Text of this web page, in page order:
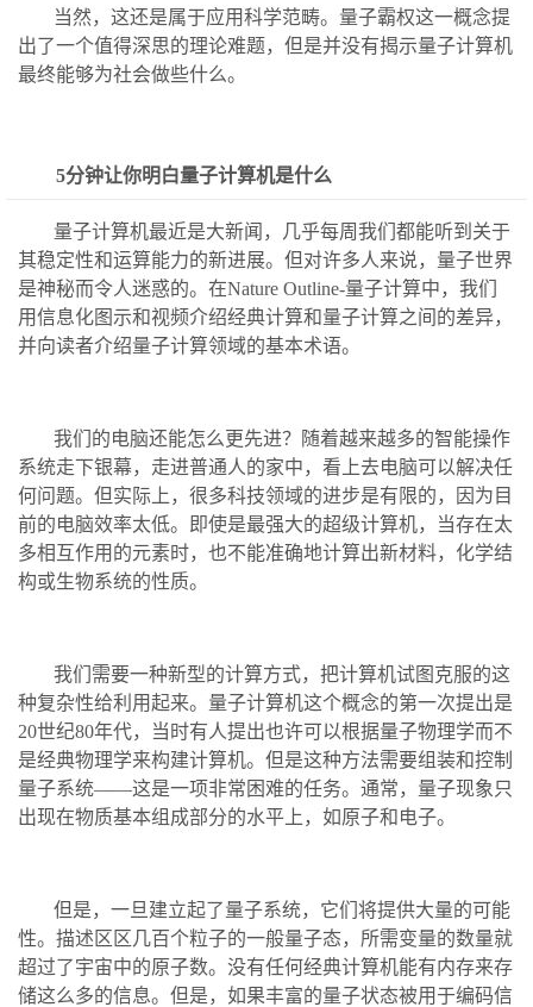
当然，这还是属于应用科学范畴。量子霸权这一概念提
出了一个值得深思的理论难题，但是并没有揭示量子计算机
最终能够为社会做些什么。
5分钟让你明白量子计算机是什么
量子计算机最近是大新闻，几乎每周我们都能听到关于
其稳定性和运算能力的新进展。但对许多人来说，量子世界
是神秘而令人迷惑的。在Nature Outline-量子计算中，我们
用信息化图示和视频介绍经典计算和量子计算之间的差异，
并向读者介绍量子计算领域的基本术语。
我们的电脑还能怎么更先进？随着越来越多的智能操作
系统走下银幕，走进普通人的家中，看上去电脑可以解决任
何问题。但实际上，很多科技领域的进步是有限的，因为目
前的电脑效率太低。即使是最强大的超级计算机，当存在太
多相互作用的元素时，也不能准确地计算出新材料，化学结
构或生物系统的性质。
我们需要一种新型的计算方式，把计算机试图克服的这
种复杂性给利用起来。量子计算机这个概念的第一次提出是
20世纪80年代，当时有人提出也许可以根据量子物理学而不
是经典物理学来构建计算机。但是这种方法需要组装和控制
量子系统——这是一项非常困难的任务。通常，量子现象只
出现在物质基本组成部分的水平上，如原子和电子。
但是，一旦建立起了量子系统，它们将提供大量的可能
性。描述区区几百个粒子的一般量子态，所需变量的数量就
超过了宇宙中的原子数。没有任何经典计算机能有内存来存
储这么多的信息。但是，如果丰富的量子状态被用于编码信